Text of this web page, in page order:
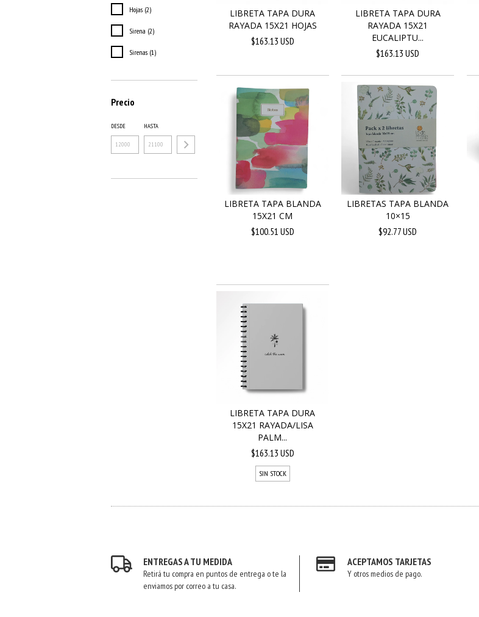
Hojas (2)
Sirena (2)
Sirenas (1)
Precio
DESDE HASTA
LIBRETA TAPA DURA
RAYADA 15X21 HOJAS
$163.13 USD
LIBRETA TAPA DURA
RAYADA 15X21
EUCALIPTU...
$163.13 USD
LIBRETA TAPA BLANDA
15X21 CM
$100.51 USD
LIBRETAS TAPA BLANDA
10×15
$92.77 USD
LIBRETA TAPA DURA
15X21 RAYADA/LISA
PALM...
$163.13 USD
SIN STOCK
ENTREGAS A TU MEDIDA
Retirá tu compra en puntos de entrega o te la
enviamos por correo a tu casa.
ACEPTAMOS TARJETAS
Y otros medios de pago.